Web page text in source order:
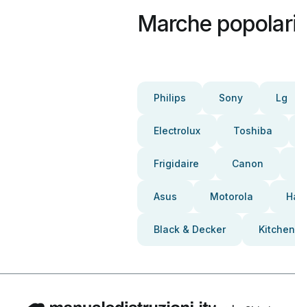
Marche
Philips Sony Lg
Electrolux Toshiba
Frigidaire Canon
Asus Motorola
Black & Decker